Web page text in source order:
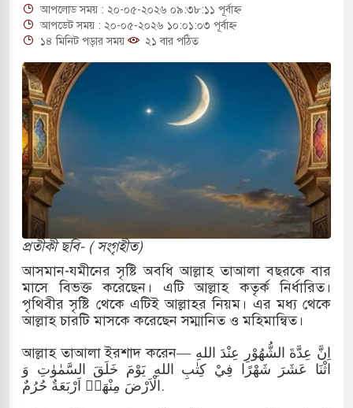
ব্ল্যাকআউটের কঠোর হুঁশিয়ারি ইরানের
নিরাপত্তা তল্লাশিতে ছাড় দেওয়া হবে না:
কোরিয়ার বন্দি ২৫ শতাংশ বেড়েছে
না থাকুক, ইরানে একক সামরিক পদক্ষেপের
বয়ান ও নামাজ পড়াবেন দেওবন্দের
জনপ্রিয় ভারতীয় সাংবাদিক ময়ূখ রঞ্জন
আপলোড সময় : ২০-০৫-২০২৬ ০৯:৩৮:১১ পূর্বাহ্ন
আপডেট সময় : ২০-০৫-২০২৬ ১০:০১:০৩ পূর্বাহ্ন
১৪ মিনিট পড়ার সময়
২১ বার পঠিত
প্রতীকী ছবি- ( সংগৃহীত)
আসমান-যমীনের সৃষ্টি অবধি আল্লাহ তাআলা বছরকে বার
মাসে বিভক্ত করেছেন। এটি আল্লাহ কতৃর্ক নির্ধারিত।
পৃথিবীর সৃষ্টি থেকে এটিই আল্লাহর নিয়ম। এর মধ্য থেকে
আল্লাহ চারটি মাসকে করেছেন সম্মানিত ও মহিমান্বিত।
আল্লাহ তাআলা ইরশাদ করেন— اِنَّ عِدَّةَ الشُّهُوْرِ عِنْدَ اللهِ
اثْنَا عَشَرَ شَهْرًا فِيْ كِتٰبِ اللهِ يَوْمَ خَلَقَ السَّمٰوٰتِ وَ
الْاَرْضَ مِنْهَاۤ اَرْبَعَةٌ حُرُمٌ.